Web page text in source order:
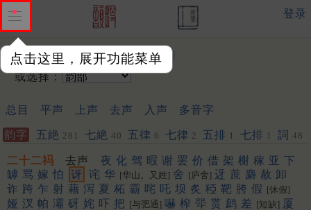
点击这里，展开功能菜单
登录
输入韵字：
或选择：
总目 平声 上声 去声 入声 多音字
韵字 五絶 281 七絶 40 五律 6 七律 2 五排 1 七排 1 詞 48
二十二祃 去声 夜 化 驾 暇 谢 罢 价 借 架 榭 稼 亚 下
罅 骂 嫁 怕 讶 诧 华 [华山。又姓] 舍 [庐舍] 迓 蔗 麝 赦 卸
诈 跨 乍 射 藉 泻 夏 柘 霸 咤 吒 坝 炙 稏 靶 胯 假 [休假]
娅 汊 帕 灞 砑 姹 吓 把 [与弝通] 嚇 榨 斝 贳 鹧 差 [短缺] 厦